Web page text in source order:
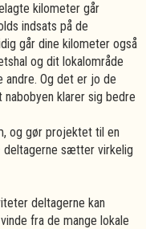
kilometer går
indsats på de
går dine kilometer også
og dit lokalområde
Og det er jo de
klarer sig bedre
og gør projektet til en
deltagerne sætter virkelig
deltagerne kan
fra de mange lokale